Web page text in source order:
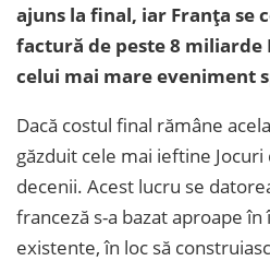
ajuns la final, iar Franța se
factură de peste 8 miliarde
celui mai mare eveniment
Dacă costul final rămâne
găzduit cele mai ieftine
decenii. Acest lucru se
franceză s-a bazat aproape
existente, în loc să